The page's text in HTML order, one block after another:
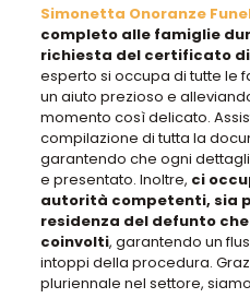
Simonetta Onoranze
completo alle famiglie
richiesta del certificato
esperto si occupa di tutte le
un aiuto prezioso e
momento così delicato.
compilazione di tutta la
garantendo che ogni
e presentato. Inoltre, ci
autorità competenti, sia
residenza del defunto
coinvolti, garantendo un
intoppi della procedura.
pluriennale nel settore,